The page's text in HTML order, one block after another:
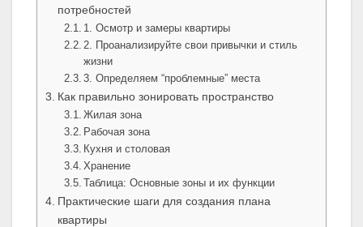
потребностей
1. Осмотр и замеры квартиры
2. Проанализируйте свои привычки и стиль
жизни
3. Определяем “проблемные” места
Как правильно зонировать пространство
Жилая зона
Рабочая зона
Кухня и столовая
Хранение
Таблица: Основные зоны и их функции
Практические шаги для создания плана
квартиры